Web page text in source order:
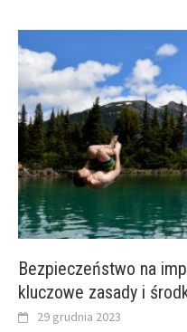
Bezpieczeństwo na
kluczowe zasady i
29 grudnia 2023